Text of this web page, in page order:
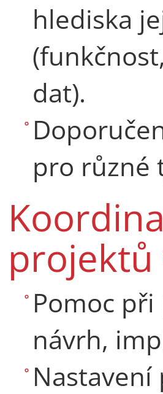
hlediska
dat).
pro různé
Pomoc
návrh,
Nastavení